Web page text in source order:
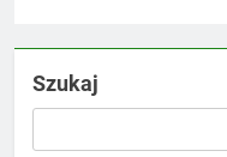
Szukaj